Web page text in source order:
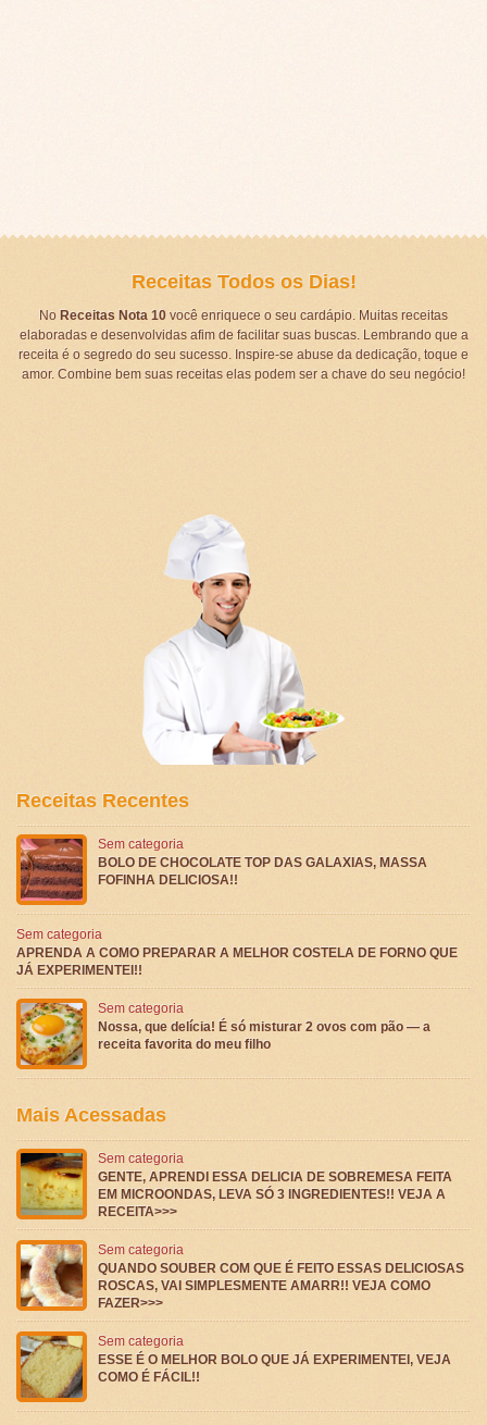
Receitas Todos os Dias!
No Receitas Nota 10você enriquece o seu cardápio. Muitas receitas
elaboradas e desenvolvidas afim de facilitar suas buscas. Lembrando que a
receita é o segredo do seu sucesso. Inspire-se abuse da dedicação, toque e
amor. Combine bem suas receitas elas podem ser a chave do seu negócio!
Receitas Recentes
Sem categoria
BOLO DE CHOCOLATE TOP DAS GALAXIAS, MASSA
FOFINHA DELICIOSA!!
Sem categoria
APRENDA A COMO PREPARAR A MELHOR COSTELA DE FORNO QUE
JÁ EXPERIMENTEI!!
Sem categoria
Nossa, que delícia! É só misturar 2 ovos com pão — a
receita favorita do meu filho
Mais Acessadas
Sem categoria
GENTE, APRENDI ESSA DELICIA DE SOBREMESA FEITA
EM MICROONDAS, LEVA SÓ 3 INGREDIENTES!! VEJA A
RECEITA>>>
Sem categoria
QUANDO SOUBER COM QUE É FEITO ESSAS DELICIOSAS
ROSCAS, VAI SIMPLESMENTE AMARR!! VEJA COMO
FAZER>>>
Sem categoria
ESSE É O MELHOR BOLO QUE JÁ EXPERIMENTEI, VEJA
COMO É FÁCIL!!